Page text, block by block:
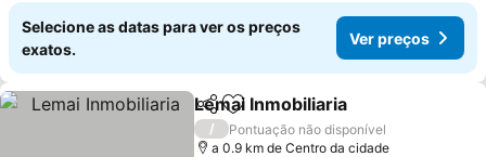
Selecione as datas para ver os preços
exatos.
Ver preços
PartilharAdicionar aos favoritos
Lemai Inmobiliaria
/
Pontuação não disponível
a 0.9 km de Centro da cidade